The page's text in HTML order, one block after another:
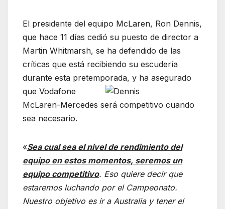
El presidente del equipo McLaren, Ron Dennis,
que hace 11 días cedió su puesto de director a
Martin Whitmarsh, se ha defendido de las
críticas que está recibiendo su escudería
durante esta pretemporada, y ha asegurado
que Vodafone
McLaren-Mercedes será competitivo cuando
sea necesario.
«Sea cual sea el nivel de rendimiento del
equipo en estos momentos, seremos un
equipo competitivo. Eso quiere decir que
estaremos luchando por el Campeonato.
Nuestro objetivo es ir a Australia y tener el